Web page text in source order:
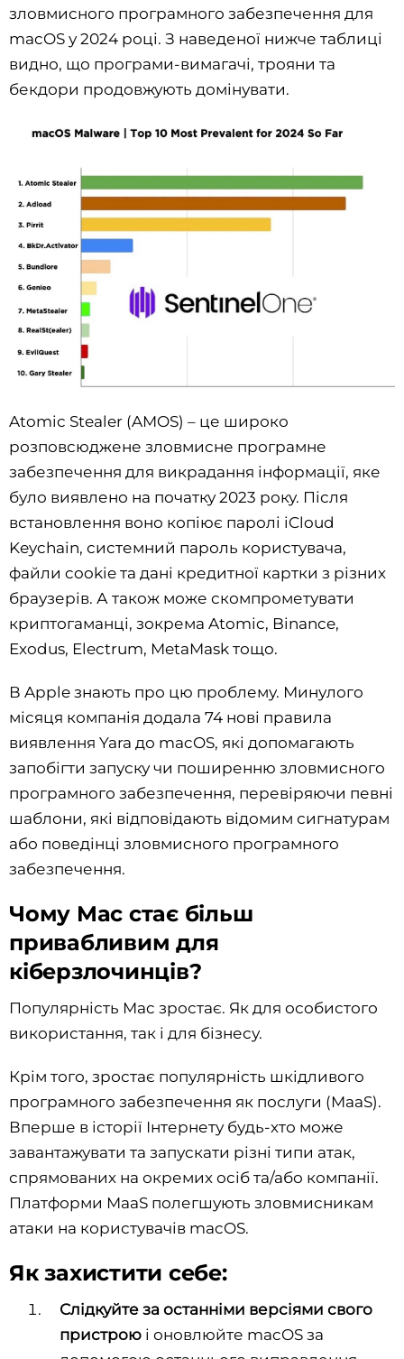
зловмисного програмного забезпечення для
macOS у 2024 році. З наведеної нижче таблиці
видно, що програми-вимагачі, трояни та
бекдори продовжують домінувати.
Atomic Stealer (AMOS) – це широко
розповсюджене зловмисне програмне
забезпечення для викрадання інформації, яке
було виявлено на початку 2023 року. Після
встановлення воно копіює паролі iCloud
Keychain, системний пароль користувача,
файли cookie та дані кредитної картки з різних
браузерів. А також може скомпрометувати
криптогаманці, зокрема Atomic, Binance,
Exodus, Electrum, MetaMask тощо.
В Apple знають про цю проблему. Минулого
місяця компанія додала 74 нові правила
виявлення Yara до macOS, які допомагають
запобігти запуску чи поширенню зловмисного
програмного забезпечення, перевіряючи певні
шаблони, які відповідають відомим сигнатурам
або поведінці зловмисного програмного
забезпечення.
Чому Mac стає більш
привабливим для
кіберзлочинців?
Популярність Mac зростає. Як для особистого
використання, так і для бізнесу.
Крім того, зростає популярність шкідливого
програмного забезпечення як послуги (MaaS).
Вперше в історії Інтернету будь-хто може
завантажувати та запускати різні типи атак,
спрямованих на окремих осіб та/або компанії.
Платформи MaaS полегшують зловмисникам
атаки на користувачів macOS.
Як захистити себе:
Слідкуйте за останніми версіями свого
пристрою і оновлюйте macOS за